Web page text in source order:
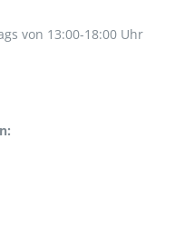
von 13:00-18:00 Uhr